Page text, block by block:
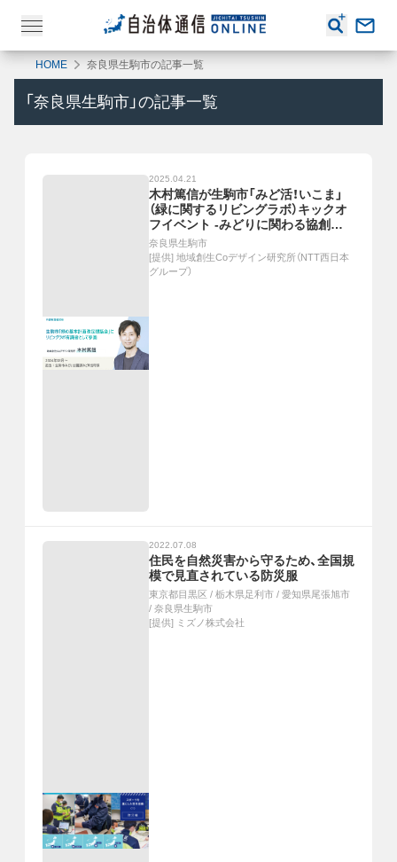
HOME 奈良県生駒市の記事一覧
「 奈良県生駒市 」の記事一覧
2025.04.21
木村篤信が生駒市「みど活！いこま」
（緑に関するリビングラボ）キックオ
フイベント ‐みどりに関わる協創が
紡ぐ未来を考えてみる‐に登壇します
奈良県生駒市
[提供] 地域創生Coデザイン研究所（NTT西日本
グループ）
2022.07.08
住民を自然災害から守るため、全国規
模で見直されている防災服
東京都目黒区 / 栃木県足利市 / 愛知県尾張旭市
/ 奈良県生駒市
[提供] ミズノ株式会社